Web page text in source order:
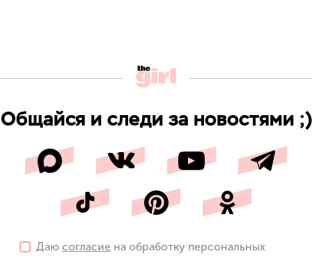
Общайся и следи за новостями ;)
Даю согласие на обработку персональных